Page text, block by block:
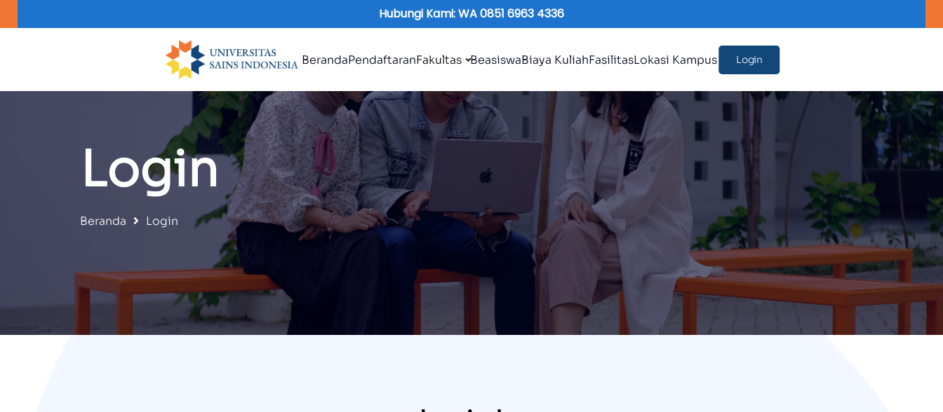
Hubungi Kami: WA 0851 6963 4336
BerandaPendaftaranFakultas BeasiswaBiaya KuliahFasilitasLokasi Kampus Login
Login
Beranda Login